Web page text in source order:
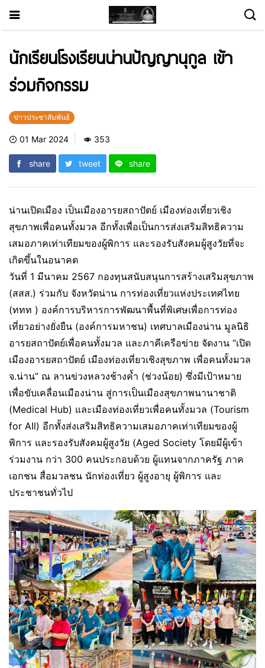
นักเรียนโรงเรียนน่านปัญญานุกูล เข้า
ร่วมกิจกรรม
ข่าวประชาสัมพันธ์
01 Mar 2024 353
share tweet share
น่านเปิดเมือง เป็นเมืองอารยสถาปัตย์ เมืองท่องเที่ยวเชิง
สุขภาพเพื่อคนทั้งมวล อีกทั้งเพื่อเป็นการส่งเสริมสิทธิความ
เสมอภาคเท่าเทียมของผู้พิการ และรองรับสังคมผู้สูงวัยที่จะ
เกิดขึ้นในอนาคต
วันที่ 1 มีนาคม 2567 กองทุนสนับสนุนการสร้างเสริมสุขภาพ
(สสส.) ร่วมกับ จังหวัดน่าน การท่องเที่ยวแห่งประเทศไทย
(ททท ) องค์การบริหารการพัฒนาพื้นที่พิเศษเพื่อการท่อง
เที่ยวอย่างยั่งยืน (องค์การมหาชน) เทศบาลเมืองน่าน มูลนิธิ
อารยสถาปัตย์เพื่อคนทั้งมวล และภาคีเครือข่าย จัดงาน “เปิด
เมืองอารยสถาปัตย์ เมืองท่องเที่ยวเชิงสุขภาพ เพื่อคนทั้งมวล
จ.น่าน” ณ ลานข่วงหลวงช้างค้ำ (ช่วงน้อย) ซึ่งมีเป้าหมาย
เพื่อขับเคลื่อนเมืองน่าน สู่การเป็นเมืองสุขภาพนานาชาติ
(Medical Hub) และเมืองท่องเที่ยวเพื่อคนทั้งมวล (Tourism
for AIl) อีกทั้งส่งเสริมสิทธิความเสมอภาคเท่าเทียมของผู้
พิการ และรองรับสังคมผู้สูงวัย (Aged Society โดยมีผู้เข้า
ร่วมงาน กว่า 300 คนประกอบด้วย ผู้แทนจากภาครัฐ ภาค
เอกชน สื่อมวลชน นักท่องเที่ยว ผู้สูงอายุ ผู้พิการ และ
ประชาชนทั่วไป